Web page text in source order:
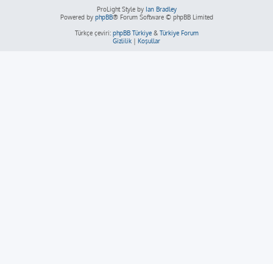
ProLight Style by Ian Bradley
Powered by phpBB® Forum Software © phpBB Limited
Türkçe çeviri: phpBB Türkiye& Türkiye Forum
Gizlilik | Koşullar